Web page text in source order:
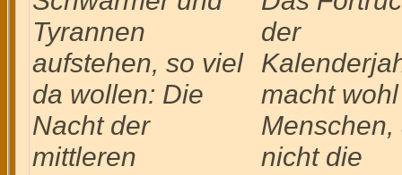
Tyrannen
aufstehen, so viel
da wollen: Die
Nacht der
mittleren
der
macht
Menschen,
nicht die